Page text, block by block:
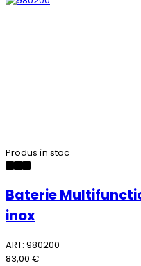
Produs în stoc
Baterie
inox
ART: 980200
83,00 €